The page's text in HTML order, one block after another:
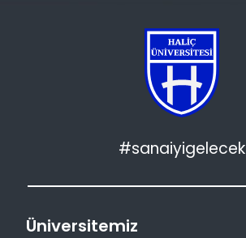
#sanaiyigelecek
Üniversitemiz